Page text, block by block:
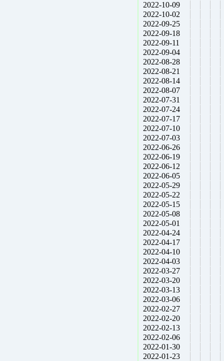
2022-10-09
2022-10-02
2022-09-25
2022-09-18
2022-09-11
2022-09-04
2022-08-28
2022-08-21
2022-08-14
2022-08-07
2022-07-31
2022-07-24
2022-07-17
2022-07-10
2022-07-03
2022-06-26
2022-06-19
2022-06-12
2022-06-05
2022-05-29
2022-05-22
2022-05-15
2022-05-08
2022-05-01
2022-04-24
2022-04-17
2022-04-10
2022-04-03
2022-03-27
2022-03-20
2022-03-13
2022-03-06
2022-02-27
2022-02-20
2022-02-13
2022-02-06
2022-01-30
2022-01-23